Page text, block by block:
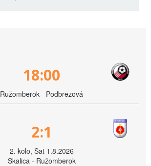
18:00
Ružomberok - Podbrezová
2:1
2. kolo, Sat 1.8.2026
Skalica - Ružomberok